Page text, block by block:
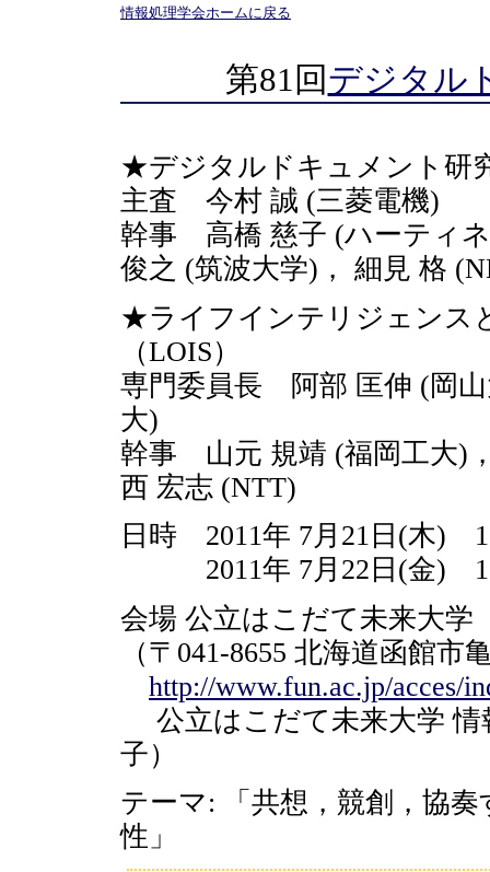
情報処理学会ホームに戻る
第81回デジタル
★デジタルドキュメント研
主査 今村 誠 (三菱電機)
幹事 高橋 慈子 (ハーティ
俊之 (筑波大学)， 細見 格
★ライフインテリジェンス
（LOIS）
専門委員長 阿部 匡伸 (
大)
幹事 山元 規靖 (福岡工
西 宏志 (NTT)
日時 2011年 7月21日(木)
2011年 7月22日(金) 11
会場 公立はこだて未来大学
（〒041-8655 北海道函館市
http://www.fun.ac.jp/acces/
公立はこだて未来大学 情
子）
テーマ: 「共想，競創，協
性」